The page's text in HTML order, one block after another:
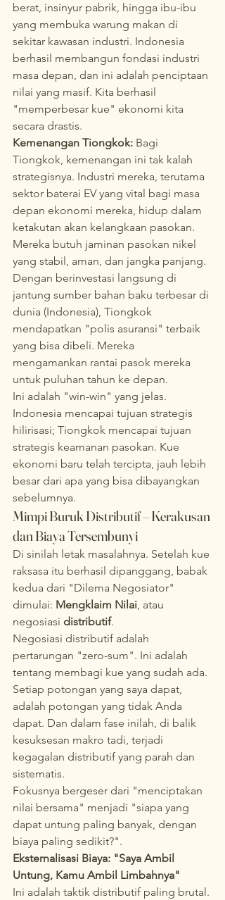
berat, insinyur pabrik, hingga ibu-ibu
yang membuka warung makan di
sekitar kawasan industri. Indonesia
berhasil membangun fondasi industri
masa depan, dan ini adalah penciptaan
nilai yang masif. Kita berhasil
"memperbesar kue" ekonomi kita
secara drastis.
Kemenangan Tiongkok: Bagi
Tiongkok, kemenangan ini tak kalah
strategisnya. Industri mereka, terutama
sektor baterai EV yang vital bagi masa
depan ekonomi mereka, hidup dalam
ketakutan akan kelangkaan pasokan.
Mereka butuh jaminan pasokan nikel
yang stabil, aman, dan jangka panjang.
Dengan berinvestasi langsung di
jantung sumber bahan baku terbesar di
dunia (Indonesia), Tiongkok
mendapatkan "polis asuransi" terbaik
yang bisa dibeli. Mereka
mengamankan rantai pasok mereka
untuk puluhan tahun ke depan.
Ini adalah "win-win" yang jelas.
Indonesia mencapai tujuan strategis
hilirisasi; Tiongkok mencapai tujuan
strategis keamanan pasokan. Kue
ekonomi baru telah tercipta, jauh lebih
besar dari apa yang bisa dibayangkan
sebelumnya.
Mimpi Buruk Distributif – Kerakusan
dan Biaya Tersembunyi
Di sinilah letak masalahnya. Setelah kue
raksasa itu berhasil dipanggang, babak
kedua dari "Dilema Negosiator"
dimulai: Mengklaim Nilai, atau
negosiasi distributif.
Negosiasi distributif adalah
pertarungan "zero-sum". Ini adalah
tentang membagi kue yang sudah ada.
Setiap potongan yang saya dapat,
adalah potongan yang tidak Anda
dapat. Dan dalam fase inilah, di balik
kesuksesan makro tadi, terjadi
kegagalan distributif yang parah dan
sistematis.
Fokusnya bergeser dari "menciptakan
nilai bersama" menjadi "siapa yang
dapat untung paling banyak, dengan
biaya paling sedikit?".
Eksternalisasi Biaya: "Saya Ambil
Untung, Kamu Ambil Limbahnya"
Ini adalah taktik distributif paling brutal.